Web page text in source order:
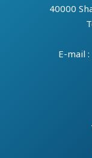
40000
E-mail